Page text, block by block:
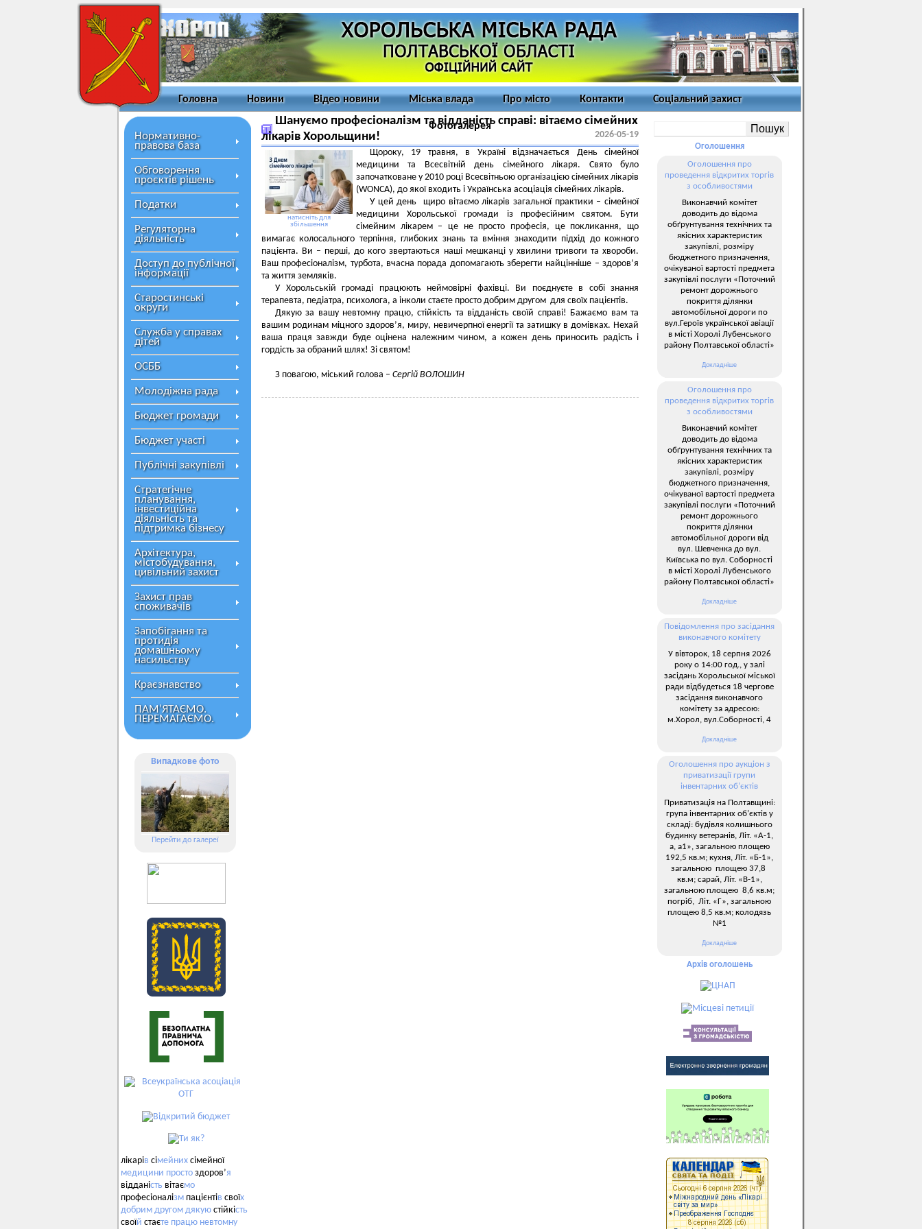
Головна Новини Відео новини Міська влада Про місто Контакти Соціальний захист
Фотогалерея
Нормативно-
правова база
Обговорення
проєктів рішень
Податки
Регуляторна
діяльність
Доступ до публічної
інформації
Старостинські
округи
Служба у справах
дітей
ОСББ
Молодіжна рада
Бюджет громади
Бюджет участі
Публічні закупівлі
Стратегічне
планування,
інвестиційна
діяльність та
підтримка бізнесу
Архітектура,
містобудування,
цивільний захист
Захист прав
споживачів
Запобігання та
протидія
домашньому
насильству
Краєзнавство
ПАМ’ЯТАЄМО.
ПЕРЕМАГАЄМО.
Випадкове фото
Перейти до галереї
лікарів сімейних сімейної
медицини просто здоров’я
відданість вітаємо
професіоналізм пацієнтів своїх
добрим другом дякую стійкість
своїй стаєте працю невтомну
Шануємо професіоналізм та відданість справі: вітаємо сімейних
лікарів Хорольщини!
2026-05-19
натисніть для
збільшення
Щороку, 19 травня, в Україні відзначається День сімейної
медицини та Всесвітній день сімейного лікаря. Свято було
започатковане у 2010 році Всесвітньою організацією сімейних лікарів
(WONCA), до якої входить і Українська асоціація сімейних лікарів.
У цей день щиро вітаємо лікарів загальної практики – сімейної
медицини Хорольської громади із професійним святом. Бути
сімейним лікарем – це не просто професія, це покликання, що
вимагає колосального терпіння, глибоких знань та вміння знаходити підхід до кожного
пацієнта. Ви – перші, до кого звертаються наші мешканці у хвилини тривоги та хвороби.
Ваш професіоналізм, турбота, вчасна порада допомагають зберегти найцінніше – здоров’я
та життя земляків.
У Хорольській громаді працюють неймовірні фахівці. Ви поєднуєте в собі знання
терапевта, педіатра, психолога, а інколи стаєте просто добрим другом для своїх пацієнтів.
Дякую за вашу невтомну працю, стійкість та відданість своїй справі! Бажаємо вам та
вашим родинам міцного здоров’я, миру, невичерпної енергії та затишку в домівках. Нехай
ваша праця завжди буде оцінена належним чином, а кожен день приносить радість і
гордість за обраний шлях! Зі святом!
З повагою, міський голова – Сергій ВОЛОШИН
Оголошення
Оголошення про
проведення відкритих торгів
з особливостями
Виконавчий комітет
доводить до відома
обґрунтування технічних та
якісних характеристик
закупівлі, розміру
бюджетного призначення,
очікуваної вартості предмета
закупівлі послуги «Поточний
ремонт дорожнього
покриття ділянки
автомобільної дороги по
вул.Героїв української авіації
в місті Хоролі Лубенського
району Полтавської області»
Докладніше
Оголошення про
проведення відкритих торгів
з особливостями
Виконавчий комітет
доводить до відома
обґрунтування технічних та
якісних характеристик
закупівлі, розміру
бюджетного призначення,
очікуваної вартості предмета
закупівлі послуги «Поточний
ремонт дорожнього
покриття ділянки
автомобільної дороги від
вул. Шевченка до вул.
Київська по вул. Соборності
в місті Хоролі Лубенського
району Полтавської області»
Докладніше
Повідомлення про засідання
виконавчого комітету
У вівторок, 18 серпня 2026
року о 14:00 год., у залі
засідань Хорольської міської
ради відбудеться 18 чергове
засідання виконавчого
комітету за адресою:
м.Хорол, вул.Соборності, 4
Докладніше
Оголошення про аукціон з
приватизації групи
інвентарних об’єктів
Приватизація на Полтавщині:
група інвентарних об’єктів у
складі: будівля колишнього
будинку ветеранів, Літ. «А-1,
а, а1», загальною площею
192,5 кв.м; кухня, Літ. «Б-1»,
загальною площею 37,8
кв.м; сарай, Літ. «В-1»,
загальною площею 8,6 кв.м;
погріб, Літ. «Г», загальною
площею 8,5 кв.м; колодязь
№1
Докладніше
Архів оголошень